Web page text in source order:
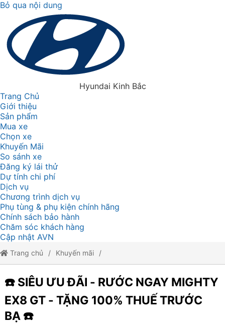
Bỏ qua nội dung
Hyundai Kinh Bắc
Trang Chủ
Giới thiệu
Sản phẩm
Mua xe
Chọn xe
Khuyến Mãi
So sánh xe
Đăng ký lái thử
Dự tính chi phí
Dịch vụ
Chương trình dịch vụ
Phụ tùng & phụ kiện chính hãng
Chính sách bảo hành
Chăm sóc khách hàng
Cập nhật AVN
Trang chủ Khuyến mãi
☎️ SIÊU ƯU ĐÃI - RƯỚC NGAY MIGHTY EX8 GT - TẶNG 100% THUẾ
TRƯỚC BẠ ☎️
☎️ SIÊU ƯU ĐÃI - RƯỚC NGAY MIGHTY
EX8 GT - TẶNG 100% THUẾ TRƯỚC
BẠ ☎️